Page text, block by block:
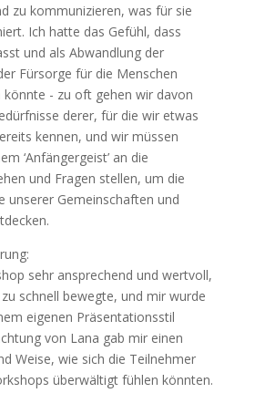
zu kommunizieren, was für sie
Ich hatte das Gefühl, dass
und als Abwandlung der
Fürsorge für die Menschen
könnte - zu oft gehen wir davon
derer, für die wir etwas
kennen, und wir müssen
‘Anfängergeist’ an die
und Fragen stellen, um die
unserer Gemeinschaften und
sehr ansprechend und wertvoll,
zu schnell bewegte, und mir wurde
eigenen Präsentationsstil
von Lana gab mir einen
Weise, wie sich die Teilnehmer
überwältigt fühlen könnten.